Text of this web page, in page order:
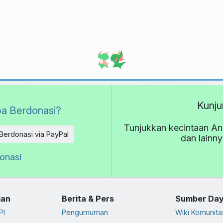
Berdonasi?
via PayPal
Tunjukkan kecintaan
dan
Berita & Pers
Pengumuman
Sumber
Wiki